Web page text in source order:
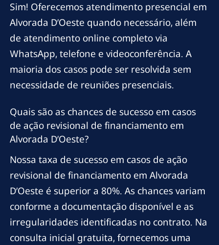
Sim! Oferecemos atendimento presencial em
Alvorada D’Oeste quando necessário, além
de atendimento online completo via
WhatsApp, telefone e videoconferência. A
maioria dos casos pode ser resolvida sem
necessidade de reuniões presenciais.
Quais são as chances de sucesso em casos
de ação revisional de financiamento em
Alvorada D’Oeste?
Nossa taxa de sucesso em casos de ação
revisional de financiamento em Alvorada
D’Oeste é superior a 80%. As chances variam
conforme a documentação disponível e as
irregularidades identificadas no contrato. Na
consulta inicial gratuita, fornecemos uma